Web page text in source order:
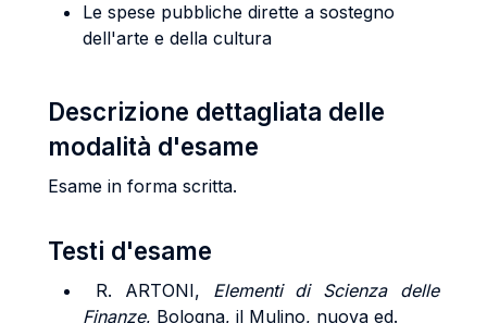
Le spese pubbliche dirette a sostegno
dell'arte e della cultura
Descrizione dettagliata delle
modalità d'esame
Esame in forma scritta.
Testi d'esame
R. ARTONI, Elementi di Scienza delle
Finanze, Bologna, il Mulino, nuova ed.